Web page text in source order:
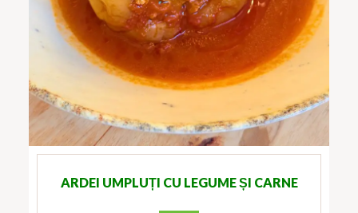
ARDEI UMPLUȚI CU LEGUME ȘI CARNE